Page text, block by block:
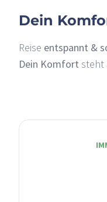
Dein
Reise entspannt &
Dein Komfort steht